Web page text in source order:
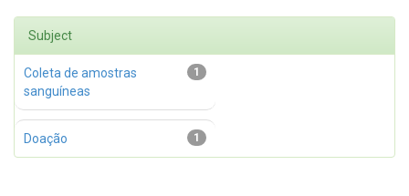
Subject
1
Coleta de amostras
sanguíneas
1
Doação